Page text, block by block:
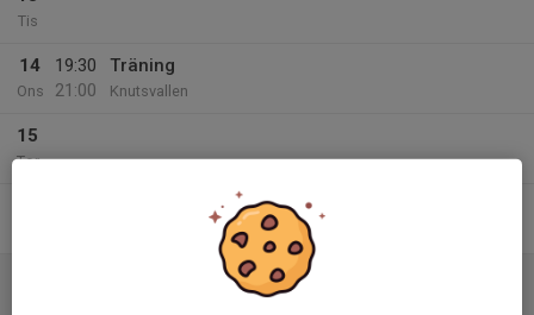
Tis
14
Ons
19:30
21:00
Träning
Knutsvallen
15
Tor
Match mot Snogeröds IF
Division 6 Herr Mellersta Skåne